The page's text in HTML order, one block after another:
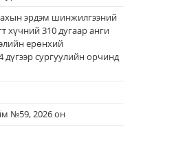
эрдэм шинжилгээний
хүчний 310 дугаар анги
ерөнхий
дүгээр сургуулийн орчинд
№59, 2026 он